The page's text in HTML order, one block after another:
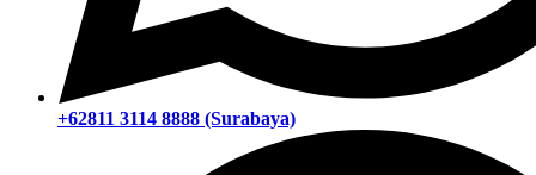
+62811 3114 8888 (Surabaya)